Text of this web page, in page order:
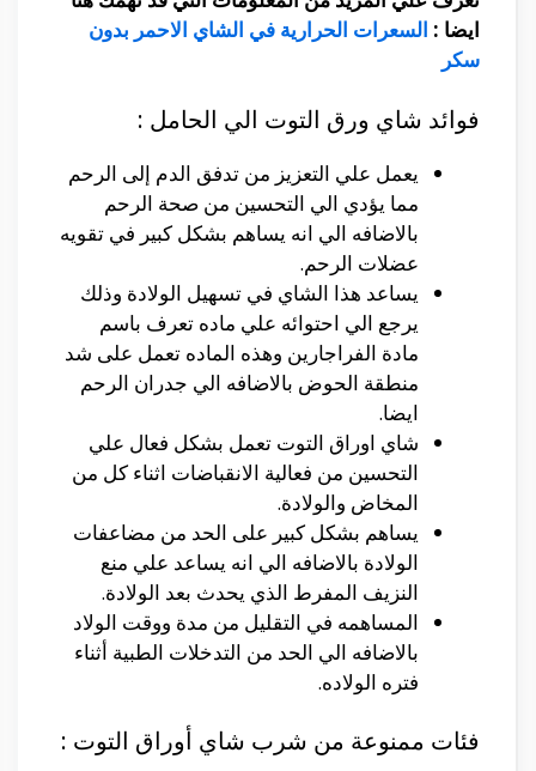
ايضا : السعرات الحرارية في الشاي الاحمر بدون
سكر
فوائد شاي ورق التوت الي الحامل :
يعمل علي التعزيز من تدفق الدم إلى الرحم
مما يؤدي الي التحسين من صحة الرحم
بالاضافه الي انه يساهم بشكل كبير في تقويه
عضلات الرحم.
يساعد هذا الشاي في تسهيل الولادة وذلك
يرجع الي احتوائه علي ماده تعرف باسم
مادة الفراجارين وهذه الماده تعمل على شد
منطقة الحوض بالاضافه الي جدران الرحم
ايضا.
شاي اوراق التوت تعمل بشكل فعال علي
التحسين من فعالية الانقباضات اثناء كل من
المخاض والولادة.
يساهم بشكل كبير على الحد من مضاعفات
الولادة بالاضافه الي انه يساعد علي منع
النزيف المفرط الذي يحدث بعد الولادة.
المساهمه في التقليل من مدة ووقت الولاد
بالاضافه الي الحد من التدخلات الطبية أثناء
فتره الولاده.
فئات ممنوعة من شرب شاي أوراق التوت :